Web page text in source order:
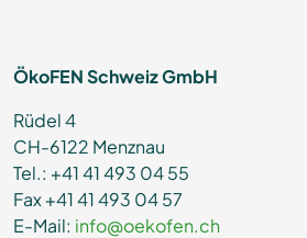
ÖkoFEN Schweiz GmbH
Rüdel 4
CH-6122 Menznau
Tel.: +41 41 493 04 55
Fax +41 41 493 04 57
E-Mail: info@oekofen.ch